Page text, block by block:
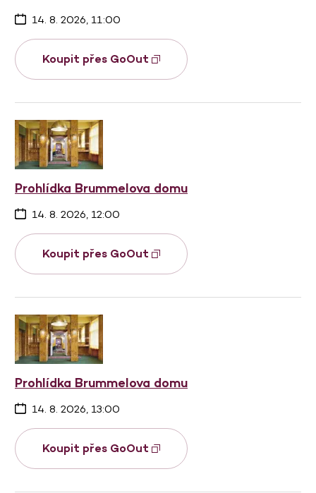
14. 8. 2026, 11:00
Koupit přes GoOut
Prohlídka Brummelova domu
14. 8. 2026, 12:00
Koupit přes GoOut
Prohlídka Brummelova domu
14. 8. 2026, 13:00
Koupit přes GoOut